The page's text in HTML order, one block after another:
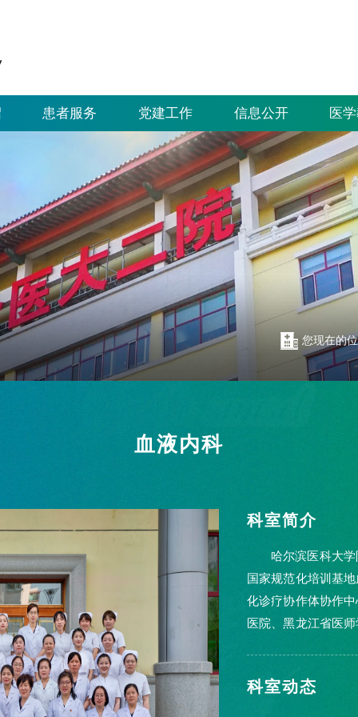
患者服务 党建工作 信息公开 医
您现在的
血液内科
科室简介
哈尔滨医科大
国家规范化培训基
化诊疗协作体协作
医院、黑龙江省医
科室动态